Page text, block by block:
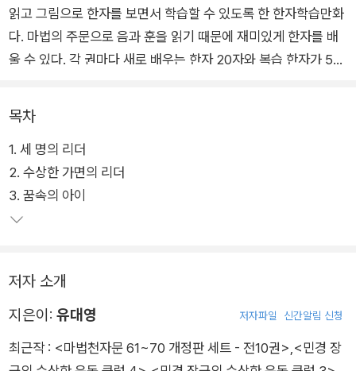
읽고 그림으로 한자를 보면서 학습할 수 있도록 한 한자학습만화
다. 마법의 주문으로 음과 훈을 읽기 때문에 재미있게 한자를 배
울 수 있다. 각 권마다 새로 배우는 한자 20자와 복습 한자가 50
한자 속에서 어려운 한자까지 자연스럽게 배울 수 있게 한 것이
다.
재미있는 이야기를 읽으면서 마법의 주문을 외우다 보면 어느새
신규한자 20자는 물론, 예전에 배운 한자들까지 머리에 쏙쏙 집
어넣게 된다. 여기에 한자 낱자 두 개를 붙여 만드는 단어마법, 한
목차
1. 세 명의 리더
2. 수상한 가면의 리더
3. 꿈속의 아이
저자 소개
지은이: 유대영 저자파일 신간알림 신청
최근작 : <마법천자문 61~70 개정판 세트 - 전10권>,<민경 장